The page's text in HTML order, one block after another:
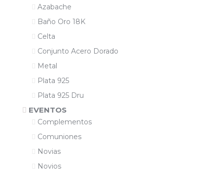
Azabache
Baño Oro 18K
Celta
Conjunto Acero Dorado
Metal
Plata 925
Plata 925 Dru
EVENTOS
Complementos
Comuniones
Novias
Novios